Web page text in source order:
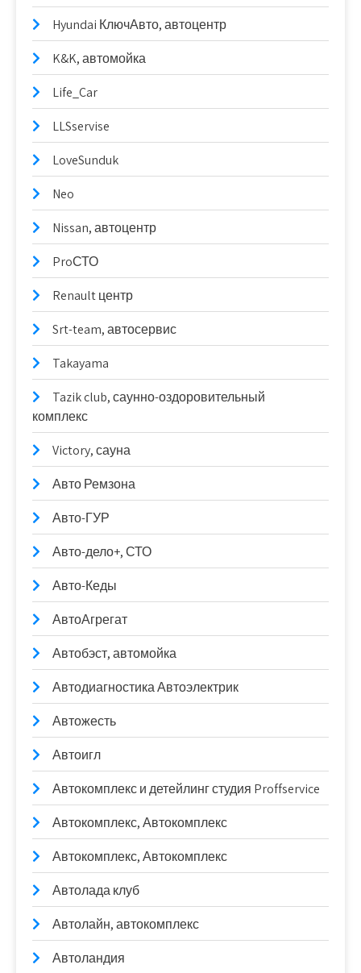
Hyundai КлючАвто, автоцентр
K&K, автомойка
Life_Car
LLSservise
LoveSunduk
Neo
Nissan, автоцентр
ProСТО
Renault центр
Srt-team, автосервис
Takayama
Tazik club, саунно-оздоровительный
комплекс
Victory, сауна
Авто Ремзона
Авто-ГУР
Авто-дело+, СТО
Авто-Кеды
АвтоАгрегат
Автобэст, автомойка
Автодиагностика Автоэлектрик
Автожесть
Автоигл
Автокомплекс и детейлинг студия Proffservice
Автокомплекс, Автокомплекс
Автокомплекс, Автокомплекс
Автолада клуб
Автолайн, автокомплекс
Автоландия